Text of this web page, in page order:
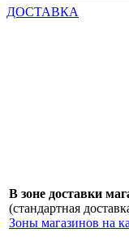
ДОСТАВКА
В зоне доставки
(стандартная
Зоны магазинов на